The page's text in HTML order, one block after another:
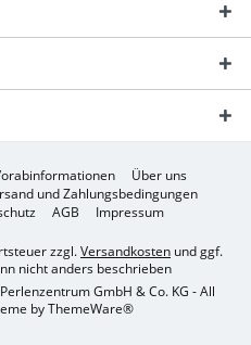
Über uns
und Zahlungsbedingungen
AGB Impressum
zzgl.Versandkosten und ggf.
nicht anders beschrieben
GmbH & Co. KG - All
byThemeWare®